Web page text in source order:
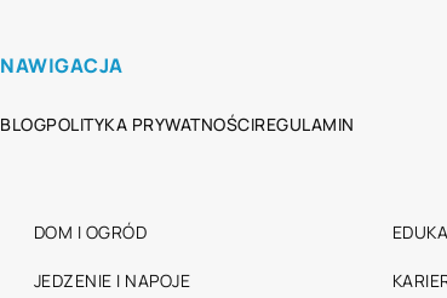
NAWIGACJA
BLOGPOLITYKA PRYWATNOŚCIREGULAMIN
DOM I OGRÓD
JEDZENIE I NAPOJE